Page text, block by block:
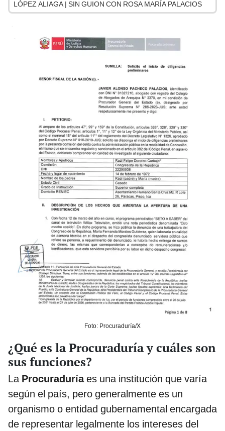
LÓPEZ ALIAGA | SIN GUION CON ROSA MARÍA PALACIOS
Foto: Procuraduría/X
¿Qué es la Procuraduría y cuáles son
sus funciones?
La Procuraduríaes una institución que varía
según el país, pero generalmente es un
organismo o entidad gubernamental encargada
de representar legalmente los intereses del